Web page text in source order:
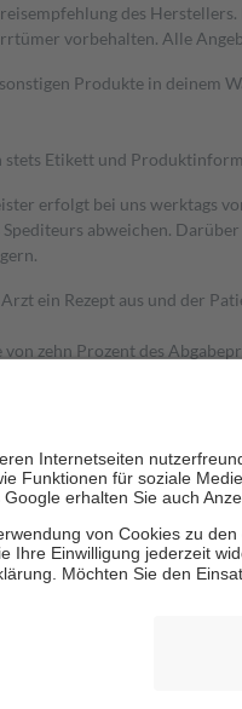
des Herstellers.
vorbehalten. Alle
Produkte in deinem
Etikett und
erfolgt bei uns werktags
abweichen.
ein Rezept aus und der
zehn Prozent des
zu stärken und die
mit Ausnahme der
von der GKV getragen
hc/de/articles/